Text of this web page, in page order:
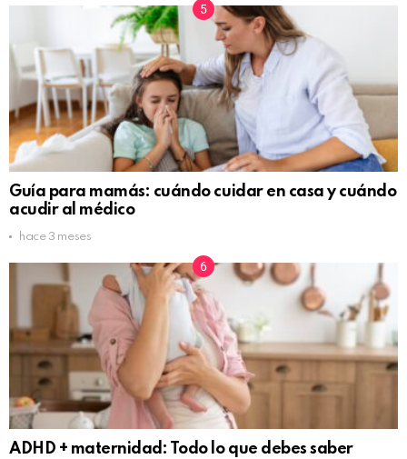
Guía para mamás: cuándo cuidar en casa y cuándo
acudir al médico
hace 3 meses
ADHD + maternidad: Todo lo que debes saber